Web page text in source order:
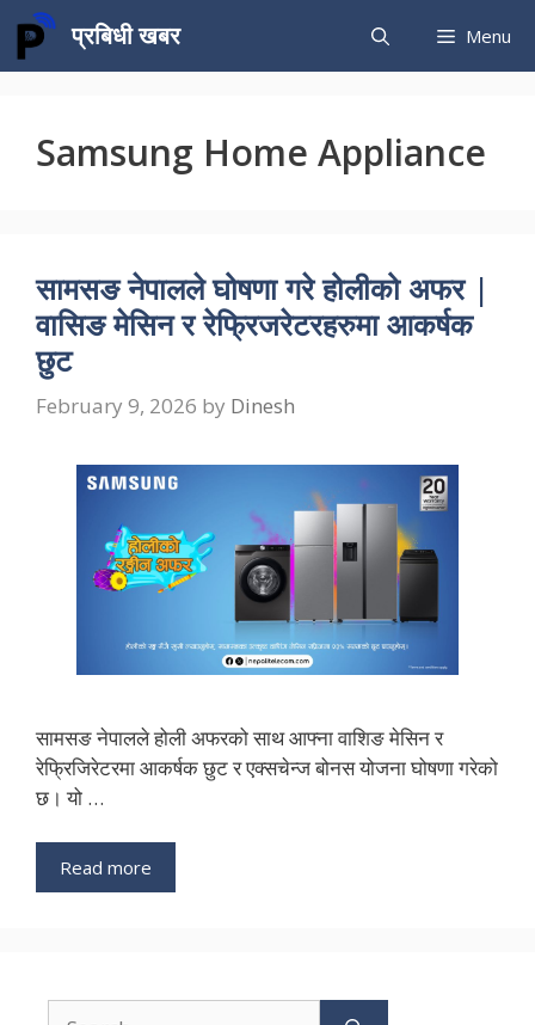
Skip
content
प्रबिधी खबर Menu
Samsung Home Appliance
सामसङ नेपालले घोषणा गरे होलीको अफर |
वासिङ मेसिन र रेफ्रिजरेटरहरुमा आकर्षक
छुट
February 9, 2026 by Dinesh
सामसङ नेपालले होली अफरको साथ आफ्ना वाशिङ मेसिन र
रेफ्रिजिरेटरमा आकर्षक छुट र एक्सचेन्ज बोनस योजना घोषणा गरेको
छ। यो …
Read more